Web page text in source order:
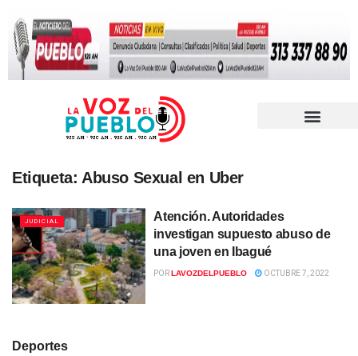
Etiqueta: Abuso Sexual en Uber
JUDICIAL
Atención. Autoridades
investigan supuesto abuso de
una joven en Ibagué
PORLAVOZDELPUEBLO OCTUBRE 7, 2022
Deportes